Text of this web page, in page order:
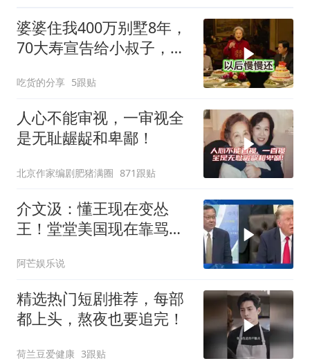
婆婆住我400万别墅8年，
70大寿宣告给小叔子，
吃货的分享 5跟贴
人心不能审视，一审视全
是无耻龌龊和卑鄙！
北京作家编剧肥猪满圈 871跟贴
介文汲：懂王现在变怂
王！堂堂美国现在靠骂人
阿芒娱乐说
精选热门短剧推荐，每部
都上头，熬夜也要追完！
荷兰豆爱健康 3跟贴